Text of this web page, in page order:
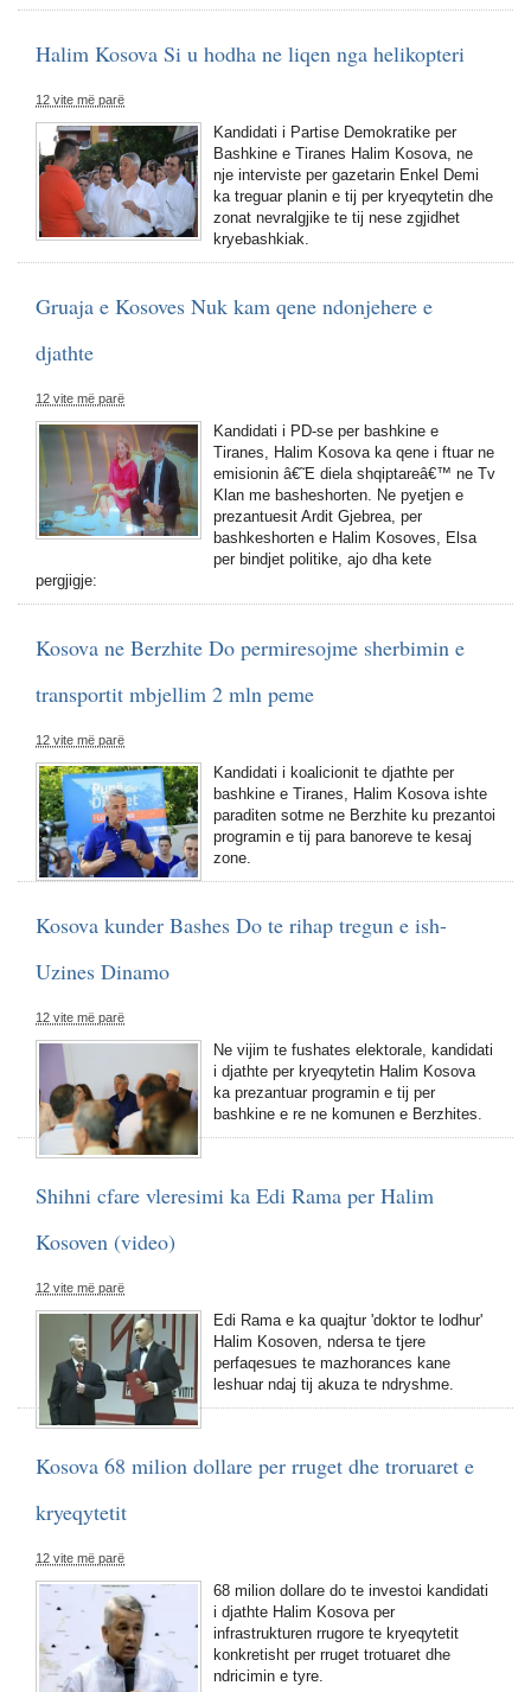
Halim Kosova Si u hodha ne liqen nga helikopteri
12 vite më parë
Kandidati i Partise Demokratike per
Bashkine e Tiranes Halim Kosova, ne
nje interviste per gazetarin Enkel Demi
ka treguar planin e tij per kryeqytetin dhe
zonat nevralgjike te tij nese zgjidhet
kryebashkiak.
Gruaja e Kosoves Nuk kam qene ndonjehere e
djathte
12 vite më parë
Kandidati i PD-se per bashkine e
Tiranes, Halim Kosova ka qene i ftuar ne
emisionin â€˜E diela shqiptareâ€™ ne Tv
Klan me basheshorten. Ne pyetjen e
prezantuesit Ardit Gjebrea, per
bashkeshorten e Halim Kosoves, Elsa
per bindjet politike, ajo dha kete
pergjigje:
Kosova ne Berzhite Do permiresojme sherbimin e
transportit mbjellim 2 mln peme
12 vite më parë
Kandidati i koalicionit te djathte per
bashkine e Tiranes, Halim Kosova ishte
paraditen sotme ne Berzhite ku prezantoi
programin e tij para banoreve te kesaj
zone.
Kosova kunder Bashes Do te rihap tregun e ish-
Uzines Dinamo
12 vite më parë
Ne vijim te fushates elektorale, kandidati
i djathte per kryeqytetin Halim Kosova
ka prezantuar programin e tij per
bashkine e re ne komunen e Berzhites.
Shihni cfare vleresimi ka Edi Rama per Halim
Kosoven (video)
12 vite më parë
Edi Rama e ka quajtur 'doktor te lodhur'
Halim Kosoven, ndersa te tjere
perfaqesues te mazhorances kane
leshuar ndaj tij akuza te ndryshme.
Kosova 68 milion dollare per rruget dhe troruaret e
kryeqytetit
12 vite më parë
68 milion dollare do te investoi kandidati
i djathte Halim Kosova per
infrastrukturen rrugore te kryeqytetit
konkretisht per rruget trotuaret dhe
ndricimin e tyre.